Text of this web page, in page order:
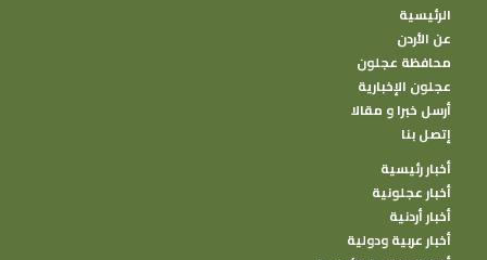
الرئيسية
عن الأردن
محافظة عجلون
عجلون الإخبارية
أرسل خبرا و مقالا
إتصل بنا
أخبار رئيسية
أخبار عجلونية
أخبار أردنية
أخبار عربية ودولية